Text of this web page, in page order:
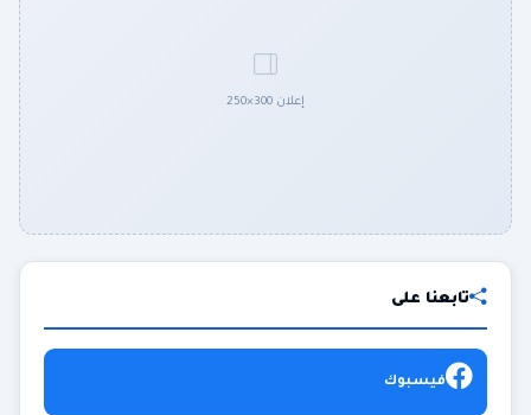
إعلان 300×250
تابعنا على
فيسبوك